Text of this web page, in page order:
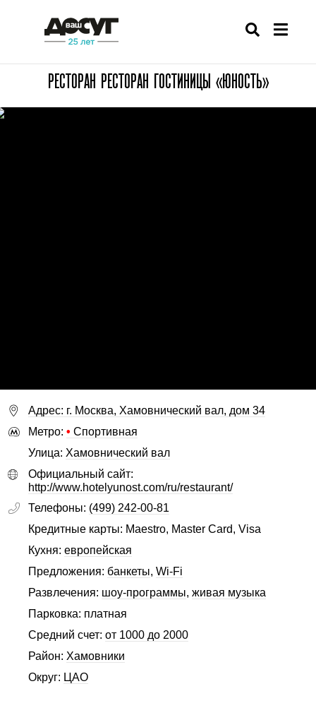
РЕСТОРАН РЕСТОРАН ГОСТИНИЦЫ «ЮНОСТЬ»
Адрес: г. Москва, Хамовнический вал, дом 34
Метро: • Спортивная
Улица: Хамовнический вал
Официальный сайт:
http://www.hotelyunost.com/ru/restaurant/
Телефоны: (499) 242-00-81
Кредитные карты: Maestro, Master Card, Visa
Кухня: европейская
Предложения: банкеты, Wi-Fi
Развлечения: шоу-программы, живая музыка
Парковка: платная
Средний счет: от 1000 до 2000
Район: Хамовники
Округ: ЦАО